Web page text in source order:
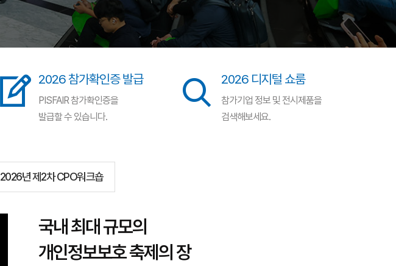
2026 참가확인증 발급
PISFAIR 참가확인증을
발급할 수 있습니다.
2026 디지털 쇼룸
참가기업 정보 및 전시제품을
검색해보세요.
2026년 제2차 CPO워크숍
국내 최대 규모의
개인정보보호 축제의 장